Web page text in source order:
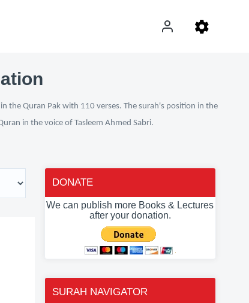
the Quran Pak with 110 verses. The surah's position in the
in the voice of Tasleem Ahmed Sabri.
DONATE
We can publish more Books & Lectures
after your donation.
SURAH NAVIGATOR